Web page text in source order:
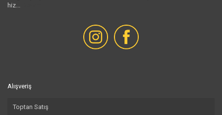
hiz...
Alışveriş
Toptan Satış